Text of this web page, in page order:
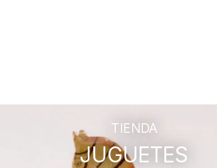
TIENDA
JUGUETES